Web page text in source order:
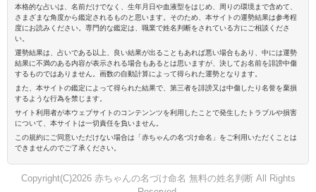
本格的な占いは、名前だけでなく、生年月日や血液型をはじめ、周りの環境まで含めて、
さまざまな角度から鑑定されるものと思います。そのため、本サイトの運勢結果は参考程
度にお読みください。専門的な鑑定は、職業で姓名判断をされている方にご相談くださ
い。
運勢結果は、占いである以上、良い結果が出ることもあれば悪い場合もあり、中には運勢
結果に不満のある内容が表示される場合もあるとは思いますが、決してお名前を誹謗中傷
するものではありません。画数の自動計算によって得られた運勢となります。
また、本サイトの鑑定によって得られた結果で、第三者を誹謗又は中傷したり名誉を棄損
するような行為を禁じます。
サイト利用者が本ウェブサイトのコンテンンツを利用したことで発生したトラブルや損害
について、本サイトは一切責任を負いません。
この規約にご同意いただけない場合は「赤ちゃんの名づけ命名」をご利用いただくことは
できませんのでご了承ください。
Copyright(C)2026 赤ちゃんの名づけ命名 無料の姓名判断 All Rights